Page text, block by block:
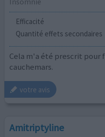
Efficacité
Quantité effets secondaires
Cela m'a été prescrit pour
cauchemars.
votre avis
Amitriptyline